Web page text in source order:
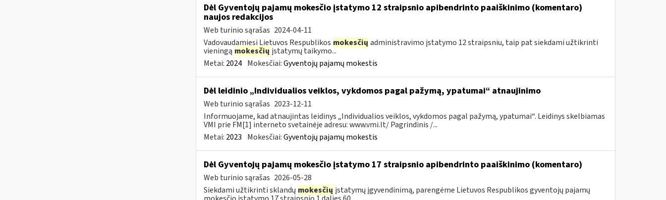
Dėl Gyventojų pajamų mokesčio įstatymo 12 straipsnio apibendrinto paaiškinimo (komentaro)
naujos redakcijos
Web turinio sąrašas 2024-04-11
Vadovaudamiesi Lietuvos Respublikos mokesčių administravimo įstatymo 12 straipsniu, taip pat siekdami užtikrinti
vieningą mokesčių įstatymų taikymo...
Metai: 2024 Mokesčiai:Gyventojų pajamų mokestis
Dėl leidinio „Individualios veiklos, vykdomos pagal pažymą, ypatumai“ atnaujinimo
Web turinio sąrašas 2023-12-11
Informuojame, kad atnaujintas leidinys „Individualios veiklos, vykdomos pagal pažymą, ypatumai“. Leidinys skelbiamas
VMI prie FM[1] interneto svetainėje adresu: www.vmi.lt/ Pagrindinis /...
Metai: 2023 Mokesčiai:Gyventojų pajamų mokestis
Dėl Gyventojų pajamų mokesčio įstatymo 17 straipsnio apibendrinto paaiškinimo (komentaro)
Web turinio sąrašas 2026-05-28
Siekdami užtikrinti sklandų mokesčių įstatymų įgyvendinimą, parengėme Lietuvos Respublikos gyventojų pajamų